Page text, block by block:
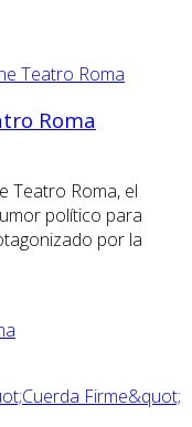
Roma
Teatro Roma, el
político para
por la